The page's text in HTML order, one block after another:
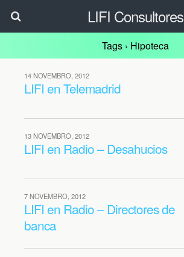
LIFI Consultores
Tags › Hipoteca
14 NOVEMBRO, 2012
LIFI en Telemadrid
13 NOVEMBRO, 2012
LIFI en Radio – Desahucios
7 NOVEMBRO, 2012
LIFI en Radio – Directores de
banca